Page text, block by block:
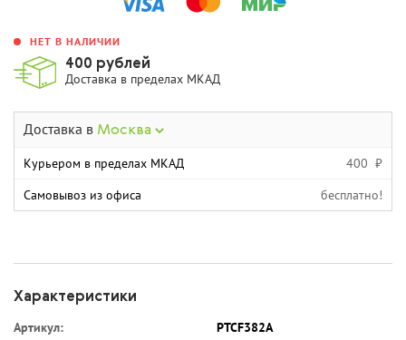
НЕТ В НАЛИЧИИ
400 рублей
Доставка в пределах МКАД
Доставка в Москва
Курьером в пределах МКАД
400 ₽
Самовывоз из офиса
бесплатно!
Характеристики
Артикул:
PTCF382A